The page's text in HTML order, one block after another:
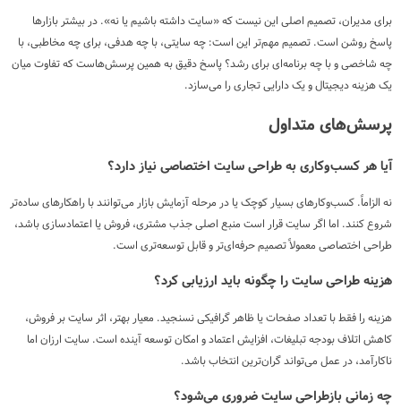
برای مدیران، تصمیم اصلی این نیست که «سایت داشته باشیم یا نه». در بیشتر بازارها
پاسخ روشن است. تصمیم مهم‌تر این است: چه سایتی، با چه هدفی، برای چه مخاطبی، با
چه شاخصی و با چه برنامه‌ای برای رشد؟ پاسخ دقیق به همین پرسش‌هاست که تفاوت میان
یک هزینه دیجیتال و یک دارایی تجاری را می‌سازد.
پرسش‌های متداول
آیا هر کسب‌وکاری به طراحی سایت اختصاصی نیاز دارد؟
نه الزاماً. کسب‌وکارهای بسیار کوچک یا در مرحله آزمایش بازار می‌توانند با راهکارهای ساده‌تر
شروع کنند. اما اگر سایت قرار است منبع اصلی جذب مشتری، فروش یا اعتمادسازی باشد،
طراحی اختصاصی معمولاً تصمیم حرفه‌ای‌تر و قابل توسعه‌تری است.
هزینه طراحی سایت را چگونه باید ارزیابی کرد؟
هزینه را فقط با تعداد صفحات یا ظاهر گرافیکی نسنجید. معیار بهتر، اثر سایت بر فروش،
کاهش اتلاف بودجه تبلیغات، افزایش اعتماد و امکان توسعه آینده است. سایت ارزان اما
ناکارآمد، در عمل می‌تواند گران‌ترین انتخاب باشد.
چه زمانی بازطراحی سایت ضروری می‌شود؟